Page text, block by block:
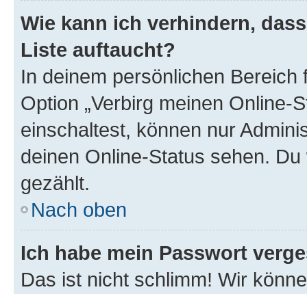
Wie kann ich verhindern,
Liste auftaucht?
In deinem persönlichen
Option „Verbirg meinen Online-
einschaltest, können nur
deinen Online-Status sehen.
gezählt.
Nach oben
Ich habe mein Passwort
Das ist nicht schlimm! Wir